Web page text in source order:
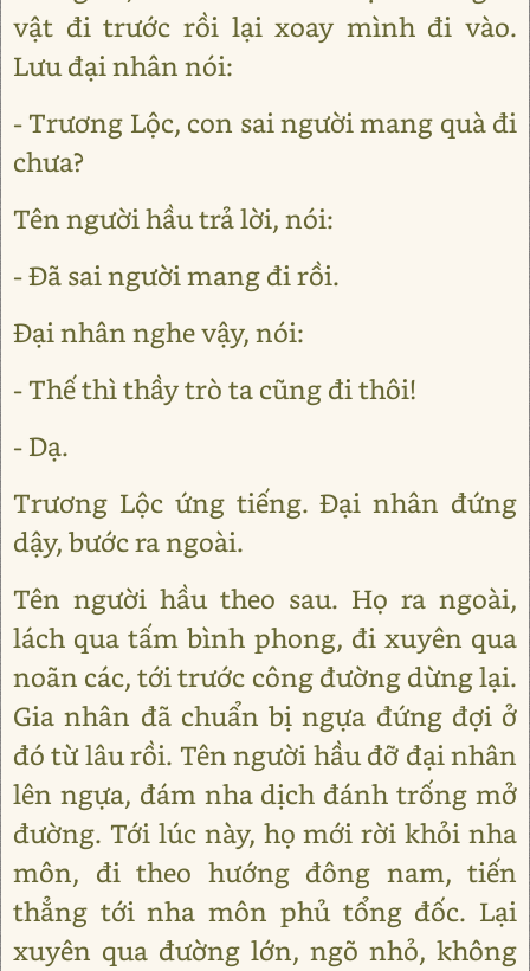
vật đi trước rồi lại xoay mình đi vào.
Lưu đại nhân nói:
- Trương Lộc, con sai người mang quà đi
chưa?
Tên người hầu trả lời, nói:
- Đã sai người mang đi rồi.
Đại nhân nghe vậy, nói:
- Thế thì thầy trò ta cũng đi thôi!
- Dạ.
Trương Lộc ứng tiếng. Đại nhân đứng
dậy, bước ra ngoài.
Tên người hầu theo sau. Họ ra ngoài,
lách qua tấm bình phong, đi xuyên qua
noãn các, tới trước công đường dừng lại.
Gia nhân đã chuẩn bị ngựa đứng đợi ở
đó từ lâu rồi. Tên người hầu đỡ đại nhân
lên ngựa, đám nha dịch đánh trống mở
đường. Tới lúc này, họ mới rời khỏi nha
môn, đi theo hướng đông nam, tiến
thẳng tới nha môn phủ tổng đốc. Lại
xuyên qua đường lớn, ngõ nhỏ, không